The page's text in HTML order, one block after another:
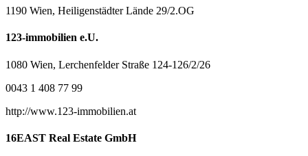
1190 Wien, Heiligenstädter Lände 29/2.OG
123-immobilien e.U.
1080 Wien, Lerchenfelder Straße 124-126/2/26
0043 1 408 77 99
http://www.123-immobilien.at
16EAST Real Estate GmbH